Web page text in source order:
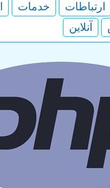
ارتباطات خدمات
آنلاین